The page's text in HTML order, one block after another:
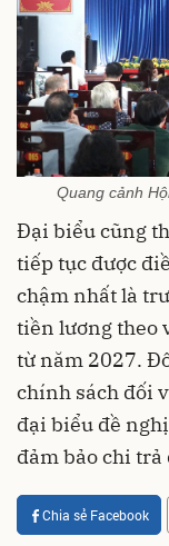
Quang cảnh
Đại biểu cũng
tiếp tục được
chậm nhất là
tiền lương theo
từ năm 2027.
chính sách đối
đại biểu đề
đảm bảo chi
Chia sẻ Facebook